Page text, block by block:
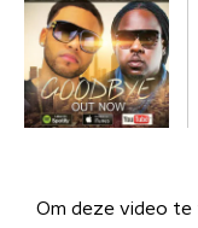
Om deze video